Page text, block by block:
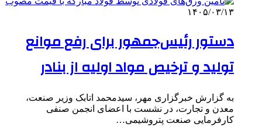
۱۴۰۵/۰۳/۱۳
دستور رئیس‌جمهور برای رفع موانع
تولید و ترخیص مواد اولیه از بنادر
به گزارش خبرگزاری مهر، سیدمحمد اتابک وزیر صنعت،
معدن و تجارت، در نشست با اعضای انجمن صنفی
کارفرمایی صنعت پتروشیمی…